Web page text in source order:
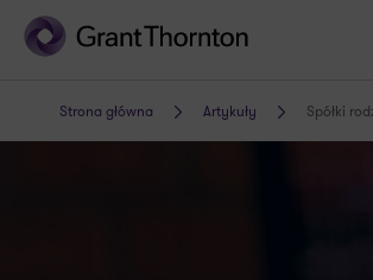
Strona główna Artykuły Spółki